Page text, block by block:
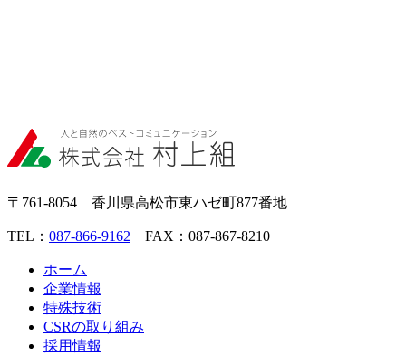
〒761-8054 香川県高松市東ハゼ町877番地
TEL： 087-866-9162 FAX：087-867-8210
ホーム
企業情報
特殊技術
CSRの取り組み
採用情報